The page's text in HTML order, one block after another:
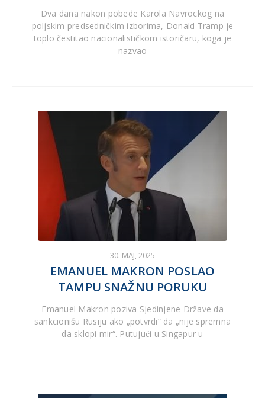
Dva dana nakon pobede Karola Navrockog na
poljskim predsedničkim izborima, Donald Tramp je
toplo čestitao nacionalističkom istoričaru, koga je
nazvao
30. MAJ, 2025
EMANUEL MAKRON POSLAO
TAMPU SNAŽNU PORUKU
Emanuel Makron poziva Sjedinjene Države da
sankcionišu Rusiju ako „potvrdi“ da „nije spremna
da sklopi mir“. Putujući u Singapur u